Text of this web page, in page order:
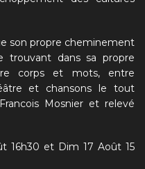
son propre cheminement
dans sa propre
corps et mots, entre
et chansons le tout
Mosnier et relevé
16h30 et Dim 17 Août 15